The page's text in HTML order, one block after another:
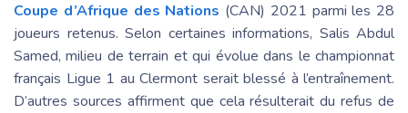
Coupe d’Afrique des Nations (CAN) 2021 parmi les 28
joueurs retenus. Selon certaines informations, Salis Abdul
Samed, milieu de terrain et qui évolue dans le championnat
français Ligue 1 au Clermont serait blessé à l’entraînement.
D’autres sources affirment que cela résulterait du refus de